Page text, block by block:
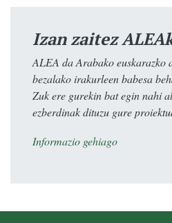
Izan zaitez
ALEA da Arabako euskarazko
bezalako irakurleen babesa
Zuk ere gurekin bat egin nahi
ezberdinak dituzu gure
Informazio gehiago